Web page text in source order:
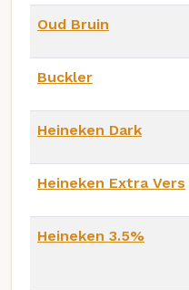
Oud Bruin
Buckler
Heineken Dark
Heineken Extra Vers
Heineken 3.5%